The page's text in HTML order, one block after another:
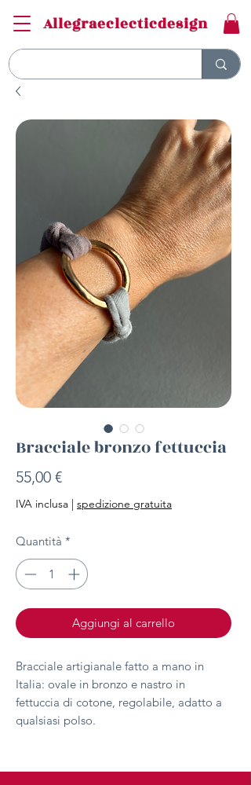
Allegraeclecticdesign
Bracciale bronzo fettuccia
55,00 €Prezzo
IVA inclusa | spedizione gratuita
Quantità *
Aggiungi al carrello
Bracciale artigianale fatto a mano in
Italia: ovale in bronzo e nastro in
fettuccia di cotone, regolabile, adatto a
qualsiasi polso.